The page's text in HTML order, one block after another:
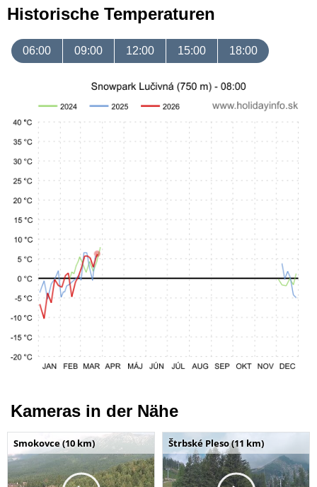
Historische Temperaturen
06:00 09:00 12:00 15:00 18:00
Kameras in der Nähe
Smokovce (10 km) Štrbské Pleso (11 km)